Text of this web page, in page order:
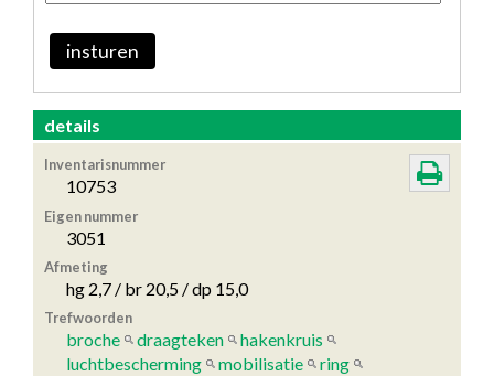
insturen
details
Inventarisnummer
10753
Eigen nummer
3051
Afmeting
hg 2,7 / br 20,5 / dp 15,0
Trefwoorden
broche draagteken
hakenkruis
luchtbescherming
mobilisatie
ring